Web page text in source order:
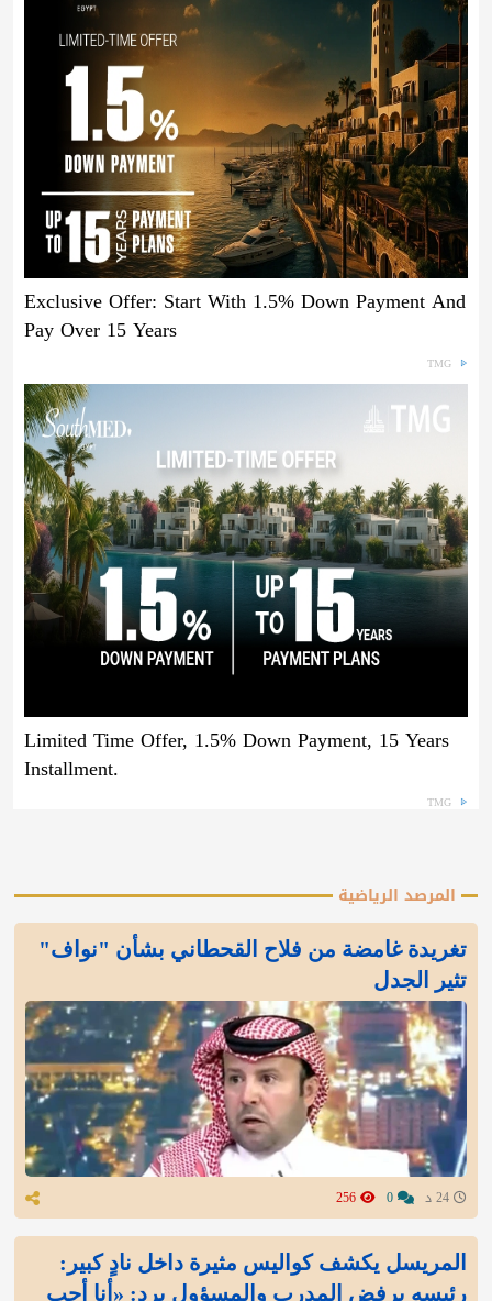
Exclusive Offer: Start With 1.5% Down Payment And
Pay Over 15 Years
TMG
Limited Time Offer, 1.5% Down Payment, 15 Years
Installment.
TMG
المرصد الرياضية
تغريدة غامضة من فلاح القحطاني بشأن "نواف"
تثير الجدل
المريسل يكشف كواليس مثيرة داخل نادٍ كبير:
رئيسه يرفض المدرب والمسؤول يرد: «أنا أحب